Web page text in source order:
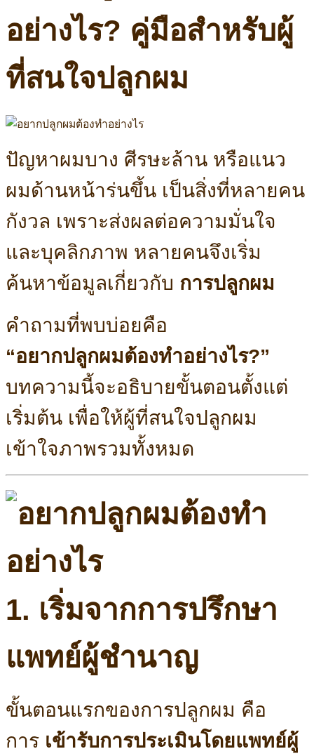
อย่างไร? คู่มือสำหรับผู้
ที่สนใจปลูกผม
ปัญหาผมบาง ศีรษะล้าน หรือแนว
ผมด้านหน้าร่นขึ้น เป็นสิ่งที่หลายคน
กังวล เพราะส่งผลต่อความมั่นใจ
และบุคลิกภาพ หลายคนจึงเริ่ม
ค้นหาข้อมูลเกี่ยวกับ การปลูกผม
คำถามที่พบบ่อยคือ
“อยากปลูกผมต้องทำอย่างไร?”
บทความนี้จะอธิบายขั้นตอนตั้งแต่
เริ่มต้น เพื่อให้ผู้ที่สนใจปลูกผม
เข้าใจภาพรวมทั้งหมด
1. เริ่มจากการปรึกษา
แพทย์ผู้ชำนาญ
ขั้นตอนแรกของการปลูกผม คือ
การ เข้ารับการประเมินโดยแพทย์ผู้